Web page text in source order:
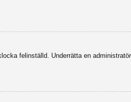
felinställd. Underrätta en